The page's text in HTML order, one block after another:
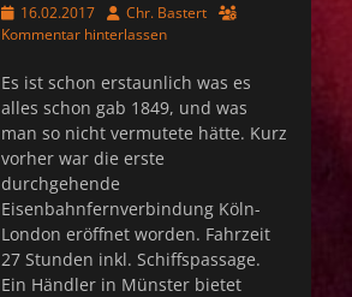
Veröffentlicht
am
16.02.2017 AutorChr. Bastert
Kommentar hinterlassen
Es ist schon erstaunlich was es
alles schon gab 1849, und was
man so nicht vermutete hätte. Kurz
vorher war die erste
durchgehende
Eisenbahnfernverbindung Köln-
London eröffnet worden. Fahrzeit
27 Stunden inkl. Schiffspassage.
Ein Händler in Münster bietet